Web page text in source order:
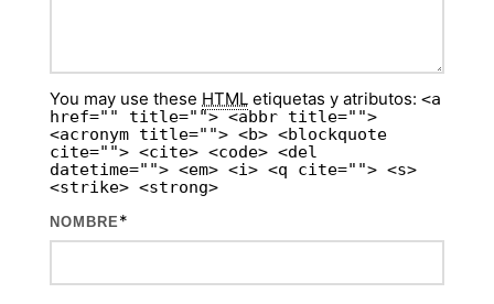
You may use these HTML etiquetas y atributos: <a
href="" title=""> <abbr title="">
<acronym title=""> <b> <blockquote
cite=""> <cite> <code> <del
datetime=""> <em> <i> <q cite=""> <s>
<strike> <strong>
NOMBRE*